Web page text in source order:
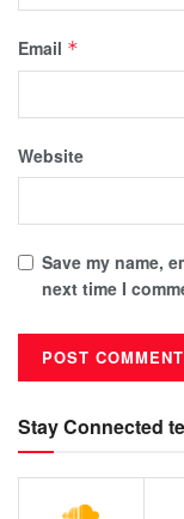
Email *
Website
Save my name,
next time I
Stay Connected